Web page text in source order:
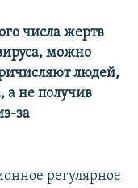
числа жертв
можно
людей,
а не получив
за
регулярное